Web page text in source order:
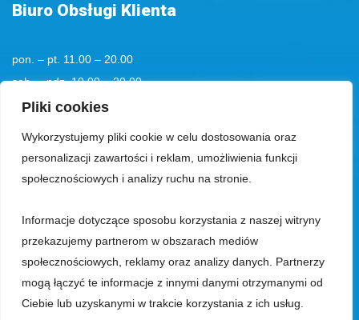
Pliki cookies
Wykorzystujemy pliki cookie w celu dostosowania oraz
personalizacji zawartości i reklam, umożliwienia funkcji
społecznościowych i analizy ruchu na stronie.
Informacje dotyczące sposobu korzystania z naszej witryny
przekazujemy partnerom w obszarach mediów
społecznościowych, reklamy oraz analizy danych. Partnerzy
mogą łączyć te informacje z innymi danymi otrzymanymi od
Ciebie lub uzyskanymi w trakcie korzystania z ich usług.
Biuro Obsługi Klienta
pon. – pt. 11.00 – 20.00
sob. – ndz. 10.00 – 20.00
tel. kom.+48 501194193
tel.:+48 58 555 85 23
Park Wodny Sopot Spółka z ograniczoną odpowiedzialnością z siedzibą
w Sopocie, 81-713, przy ul. Zamkowa Góra 5, wpisana do rejestru
przedsiębiorców prowadzonego przez Sąd Rejonowy Gdańsk-Północ, VIII
Wydział Gospodarczy Krajowego Rejestru Sądowego, pod numerem KRS
0000018353, z kapitałem zakładowym w wysokości 23.950.000 zł,